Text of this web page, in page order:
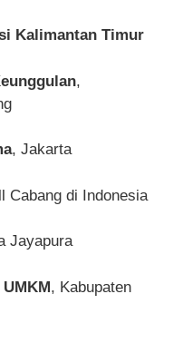
Kalimantan Timur
,
, Jakarta
Cabang di Indonesia
Jayapura
, Kabupaten